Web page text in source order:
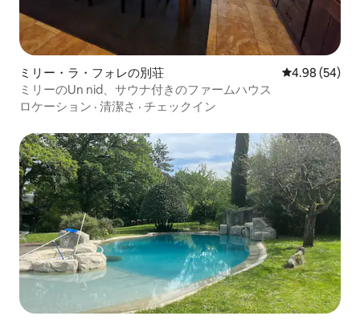
ミリー・ラ・フォレの別荘 レビュー54
4.98 (54)
ミリーのUn nid、サウナ付きのファームハウス
ロケーション · 清潔さ · チェックイン